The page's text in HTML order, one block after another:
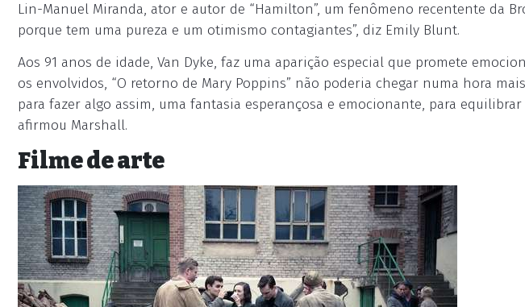
Lin-Manuel Miranda, ator e autor de “Hamilton”, um fenômeno recentente da
porque tem uma pureza e um otimismo contagiantes”, diz Emily Blunt.
Aos 91 anos de idade, Van Dyke, faz uma aparição especial que promete
os envolvidos, “O retorno de Mary Poppins” não poderia chegar numa hora
para fazer algo assim, uma fantasia esperançosa e emocionante, para equilibrar
afirmou Marshall.
Filme de arte